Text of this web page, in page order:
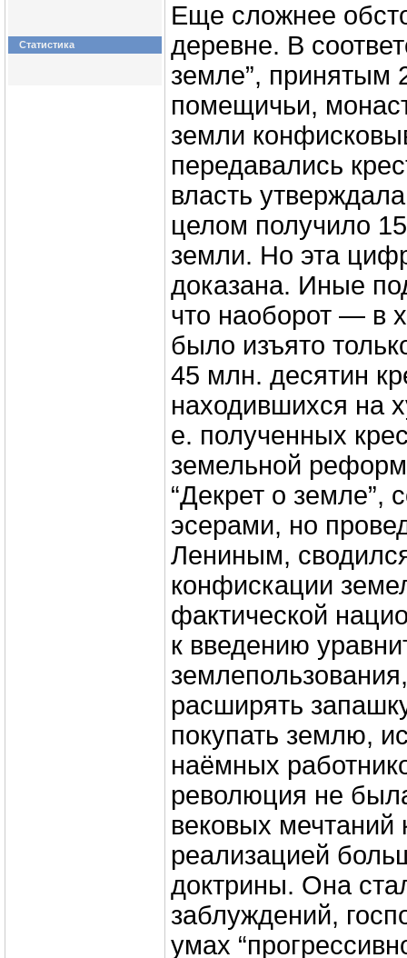
Статистика
Еще сложнее
деревне. В
земле”, принятым
помещичьи,
земли
передавались
власть
целом получило
земли. Но эта
доказана. Иные
что наоборот — в
было изъято
45 млн. десятин
находившихся на
е. полученных
земельной
“Декрет о земле”,
эсерами, но
Лениным,
конфискации
фактической
к введению
расширять
покупать землю,
наёмных
революция не
вековых мечтаний
реализацией
доктрины. Она
заблуждений,
умах